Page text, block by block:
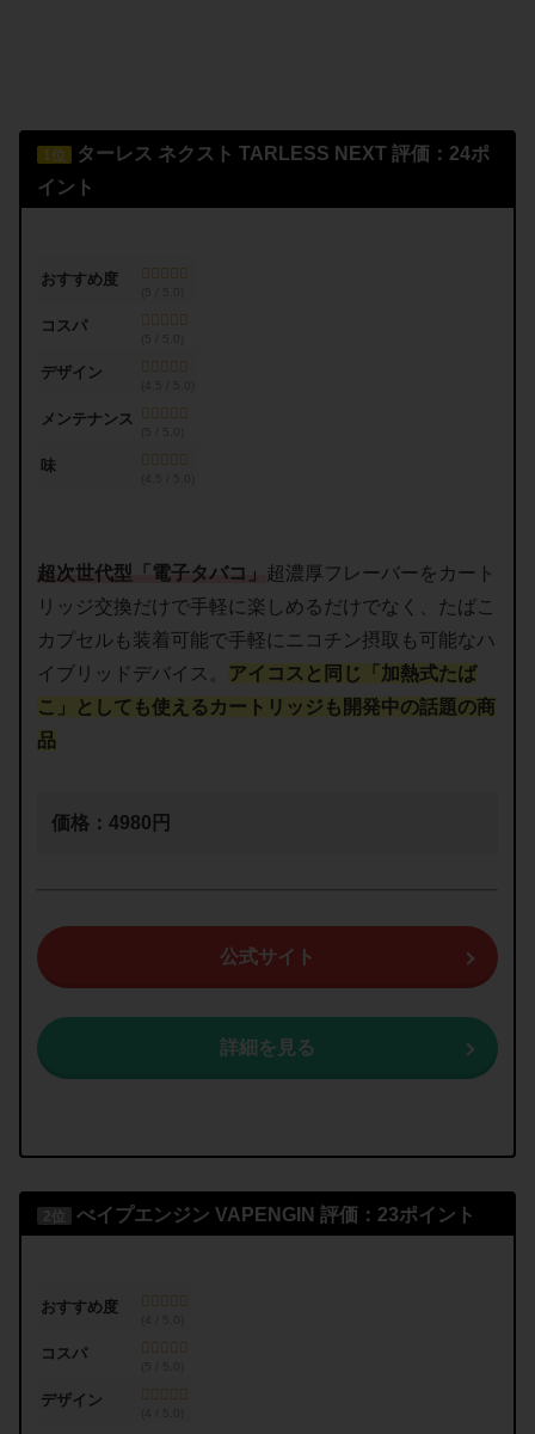
1位 ターレス ネクスト TARLESS NEXT 評価：24ポ
イント
おすすめ度
コスパ
デザイン
メンテナンス
味
超次世代型「電子タバコ」 超濃厚フレーバーをカート
リッジ交換だけで手軽に楽しめるだけでなく、たばこ
カプセルも装着可能で手軽にニコチン摂取も可能なハ
イブリッドデバイス。
アイコスと同じ「加熱式たば
こ」としても使えるカートリッジも開発中の話題の商
品
価格：4980円
公式サイト
詳細を見る
べイプエンジン VAPENGIN 評価：23ポイント
おすすめ度
コスパ
デザイン